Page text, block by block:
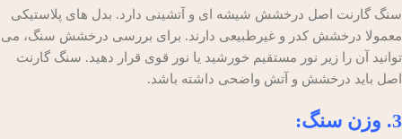
سنگ گارنت اصل درخشش شیشه ای و آتشینی دارد. بدل های پلاستیکی
معمولا درخشش کدر و غیرطبیعی دارند. برای بررسی درخشش سنگ، می
توانید آن را زیر نور مستقیم خورشید یا نور قوی قرار دهید. سنگ گارنت
اصل باید درخشش و آتش واضحی داشته باشد.
3. وزن سنگ: